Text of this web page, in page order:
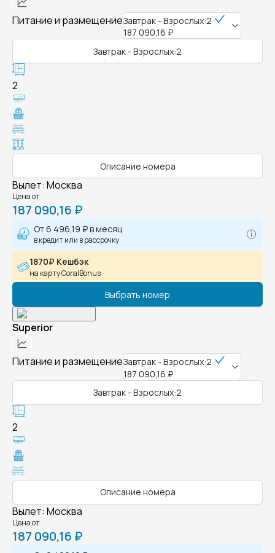
Питание и размещениеЗавтрак - Взрослых:2
187 090,16 ₽
Завтрак - Взрослых:2
2
Описание номера
Вылет: Москва
Цена от
187 090,16 ₽
От6 496,19 ₽в месяц
в кредит или в рассрочку
1870₽ Кешбэк
на карту CoralBonus
Выбрать номер
Superior
Питание и размещениеЗавтрак - Взрослых:2
187 090,16 ₽
Завтрак - Взрослых:2
2
Описание номера
Вылет: Москва
Цена от
187 090,16 ₽